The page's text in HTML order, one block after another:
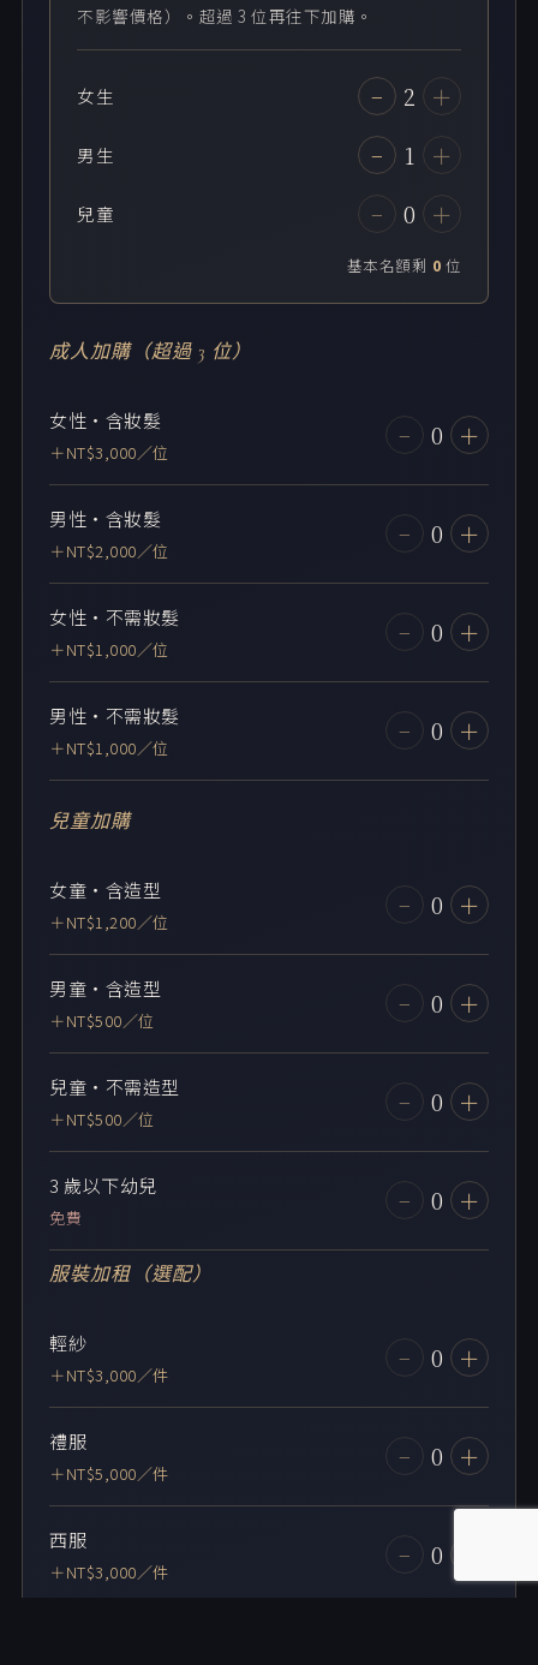
不影響價格）。超過 3 位再往下加購。
女生 − 2 ＋
男生 − 1 ＋
兒童 − 0 ＋
基本名額剩 0 位
成人加購（超過 3 位）
女性・含妝髮
＋NT$3,000／位
− 0 ＋
男性・含妝髮
＋NT$2,000／位
− 0 ＋
女性・不需妝髮
＋NT$1,000／位
− 0 ＋
男性・不需妝髮
＋NT$1,000／位
− 0 ＋
兒童加購
女童・含造型
＋NT$1,200／位
− 0 ＋
男童・含造型
＋NT$500／位
− 0 ＋
兒童・不需造型
＋NT$500／位
− 0 ＋
3 歲以下幼兒
免費
− 0 ＋
服裝加租（選配）
輕紗
＋NT$3,000／件
− 0 ＋
禮服
＋NT$5,000／件
− 0 ＋
西服
＋NT$3,000／件
− 0